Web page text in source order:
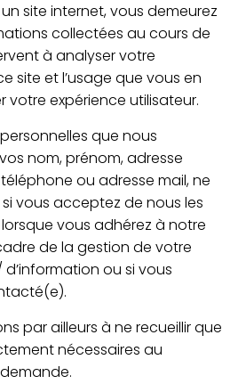
site internet, vous demeurez
collectées au cours de
à analyser votre
site et l’usage que vous en
votre expérience utilisateur.
que nous
nom, prénom, adresse
ou adresse mail, ne
vous acceptez de nous les
vous adhérez à notre
de la gestion de votre
ou si vous
par ailleurs à ne recueillir que
nécessaires au